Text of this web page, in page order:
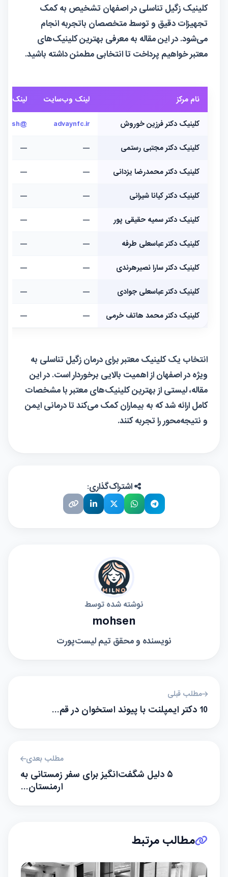
کلینیک زگیل تناسلی در اصفهان تشخیص به کمک
تجهیزات دقیق و توسط متخصصان باتجربه انجام
می‌شود. در این مقاله به معرفی بهترین کلینیک‌های
معتبر خواهیم پرداخت تا انتخابی مطمئن داشته باشید.
نام مرکز لینک وب‌سایت لینک
کلینیک دکتر فرزین خوروش advaynfc.ir
@dr.farzinkhorvash
کلینیک دکتر مجتبی رستمی —
—
کلینیک دکتر محمدرضا یزدانی —
—
کلینیک دکتر کیانا شیرانی —
—
کلینیک دکتر سمیه حقیقی پور —
—
کلینیک دکتر عباسعلی طرفه —
—
کلینیک دکتر سارا نصیرهرندی —
—
کلینیک دکتر عباسعلی جوادی —
—
کلینیک دکتر محمد هاتف خرمی —
—
انتخاب یک کلینیک معتبر برای درمان زگیل تناسلی به
ویژه در اصفهان از اهمیت بالایی برخوردار است. در این
مقاله، لیستی از بهترین کلینیک‌های معتبر با مشخصات
کامل ارائه شد که به بیماران کمک می‌کند تا درمانی ایمن
و نتیجه‌محور را تجربه کنند.
اشتراک‌گذاری:
نوشته شده توسط
mohsen
نویسنده و محقق تیم لیست‌پورت
مطلب قبلی
10 دکتر ایمپلنت با پیوند استخوان در قم…
مطلب بعدی
۵ دلیل شگفت‌انگیز برای سفر زمستانی به
ارمنستان…
مطالب مرتبط